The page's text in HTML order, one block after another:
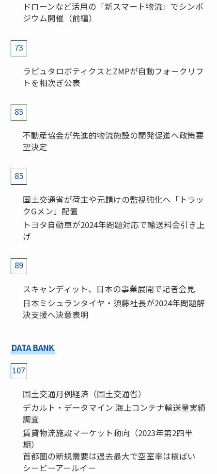
ドローンなど活用の「新スマート物流」でシンポ
ジウム開催（前編）
73
ラピュタロボティクスとZMPが自動フォークリフ
トを相次ぎ公表
83
不動産協会が先進的物流施設の開発促進へ政策要
望決定
85
国土交通省が荷主や元請けの監視強化へ「トラッ
クGメン」配置
トヨタ自動車が2024年問題対応で輸送料金引き上
げ
89
スキャンディット、日本の事業展開で記者会見
日本ミシュランタイヤ・須藤社長が2024年問題解
決支援へ決意表明
DATA BANK
107
国土交通月例経済（国土交通省）
デカルト・データマイン 海上コンテナ輸送量実績
調査
賃貸物流施設マーケット動向（2023年第2四半
期）
首都圏の新規需要は過去最大で空室率は横ばい
シービーアールイー